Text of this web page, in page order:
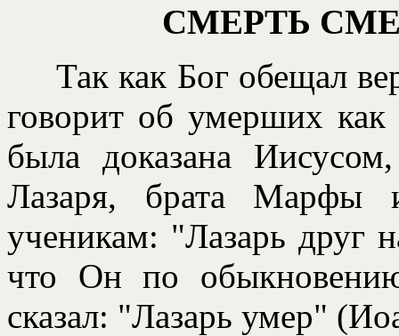
СМЕРТЬ
Так как Бог обещал
говорит об умерших
была доказана
Лазаря, брата
ученикам: "Лазарь друг
что Он по
сказал: "Лазарь умер"